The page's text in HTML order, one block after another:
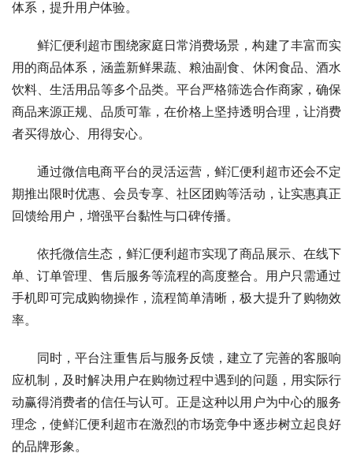
体系，提升用户体验。
鲜汇便利超市围绕家庭日常消费场景，构建了丰富而实
用的商品体系，涵盖新鲜果蔬、粮油副食、休闲食品、酒水
饮料、生活用品等多个品类。平台严格筛选合作商家，确保
商品来源正规、品质可靠，在价格上坚持透明合理，让消费
者买得放心、用得安心。
通过微信电商平台的灵活运营，鲜汇便利超市还会不定
期推出限时优惠、会员专享、社区团购等活动，让实惠真正
回馈给用户，增强平台黏性与口碑传播。
依托微信生态，鲜汇便利超市实现了商品展示、在线下
单、订单管理、售后服务等流程的高度整合。用户只需通过
手机即可完成购物操作，流程简单清晰，极大提升了购物效
率。
同时，平台注重售后与服务反馈，建立了完善的客服响
应机制，及时解决用户在购物过程中遇到的问题，用实际行
动赢得消费者的信任与认可。正是这种以用户为中心的服务
理念，使鲜汇便利超市在激烈的市场竞争中逐步树立起良好
的品牌形象。